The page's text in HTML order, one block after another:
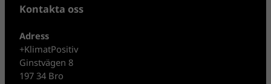
Kontakta oss
Adress
+KlimatPositiv
Ginstvägen 8
197 34 Bro